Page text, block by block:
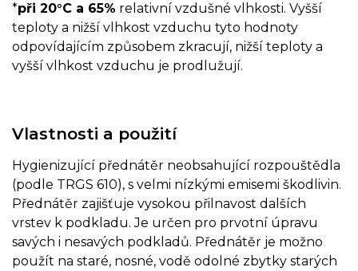
*při 20°C a 65% relativní vzdušné vlhkosti. Vyšší
teploty a nižší vlhkost vzduchu tyto hodnoty
odpovídajícím způsobem zkracují, nižší teploty a
vyšší vlhkost vzduchu je prodlužují.
Vlastnosti a použití
Hygienizující přednátěr neobsahující rozpouštědla
(podle TRGS 610), s velmi nízkými emisemi škodlivin.
Přednátěr zajišťuje vysokou přilnavost dalších
vrstev k podkladu. Je určen pro prvotní úpravu
savých i nesavých podkladů. Přednátěr je možno
použít na staré, nosné, vodě odolné zbytky starých